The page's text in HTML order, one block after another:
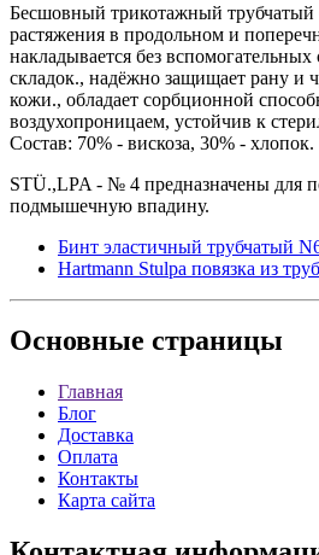
Бесшовный трикотажный трубчатый
растяжения в продольном и
накладывается без вспомогательных
складок., надёжно защищает рану и
кожи., обладает сорбционной
воздухопроницаем, устойчив к
Состав: 70% - вискоза, 30% - хлопок.
STÜ.,LPA - № 4 предназначены для
подмышечную впадину.
Бинт эластичный трубчатый
Hartmann Stulpa повязка из
Основные страницы
Главная
Блог
Доставка
Оплата
Контакты
Карта сайта